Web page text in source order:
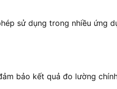
sử dụng trong nhiều
bảo kết quả đo lường